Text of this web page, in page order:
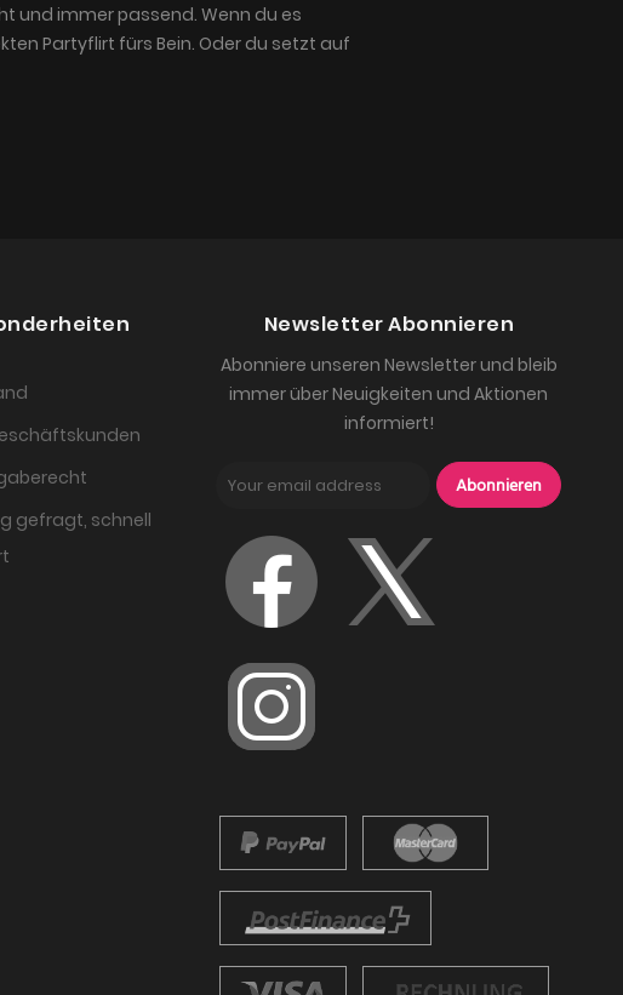
und immer passend. Wenn du es
Partyflirt fürs Bein. Oder du setzt auf
gefragt, schnell
Newsletter Abonnieren
Abonniere unseren Newsletter und bleib
immer über Neuigkeiten und Aktionen
informiert!
Abonnieren